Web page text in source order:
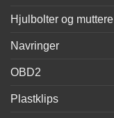
Hjulbolter og muttere
Navringer
OBD2
Plastklips